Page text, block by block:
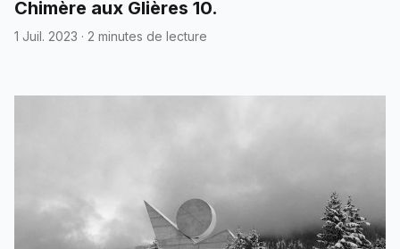
Chimère aux Glières 10.
1 Juil. 2023 · 2 minutes de lecture